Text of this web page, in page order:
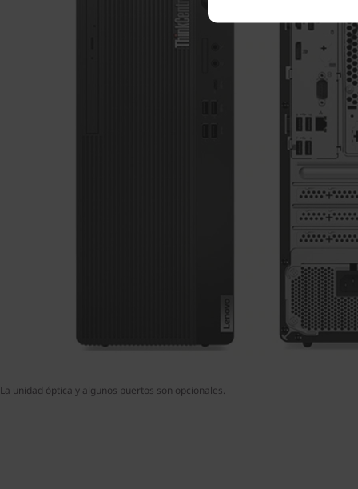
La unidad óptica y algunos puertos son opcionales.